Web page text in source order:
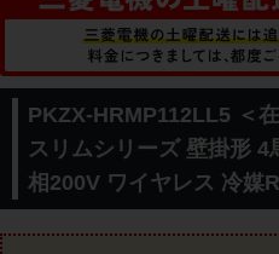
PKZX-HRMP112LL5 ＜
スリムシリーズ 壁掛形
相200V ワイヤレス 冷媒